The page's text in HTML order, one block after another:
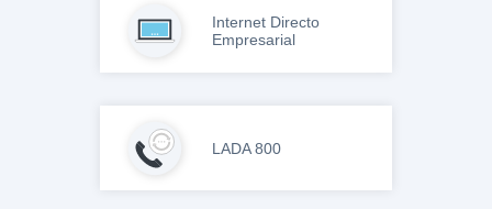
Internet Directo
Empresarial
LADA 800